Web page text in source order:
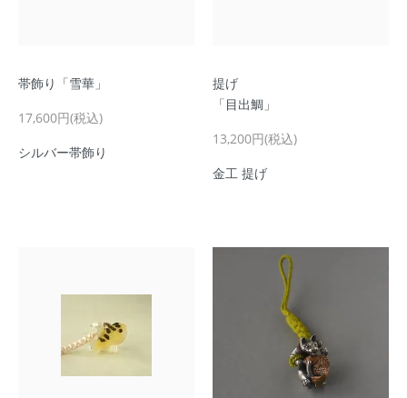
帯飾り「雪華」
17,600円(税込)
シルバー帯飾り
提げ
「目出鯛」
13,200円(税込)
金工 提げ